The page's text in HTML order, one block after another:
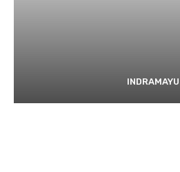
INDRAMAYU